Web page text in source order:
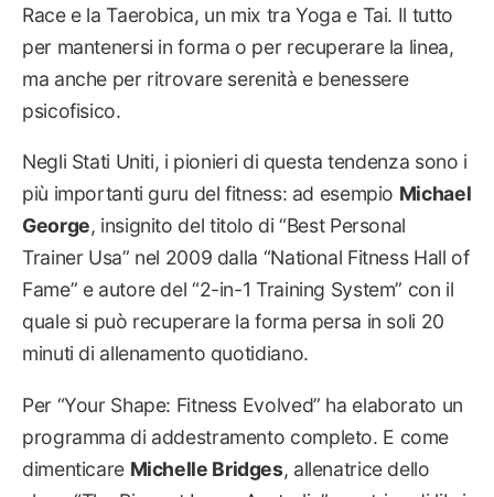
Race e la Taerobica, un mix tra Yoga e Tai. Il tutto
per mantenersi in forma o per recuperare la linea,
ma anche per ritrovare serenità e benessere
psicofisico.
Negli Stati Uniti, i pionieri di questa tendenza sono i
più importanti guru del fitness: ad esempio Michael
George, insignito del titolo di “Best Personal
Trainer Usa” nel 2009 dalla “National Fitness Hall of
Fame” e autore del “2-in-1 Training System” con il
quale si può recuperare la forma persa in soli 20
minuti di allenamento quotidiano.
Per “Your Shape: Fitness Evolved” ha elaborato un
programma di addestramento completo. E come
dimenticare Michelle Bridges, allenatrice dello